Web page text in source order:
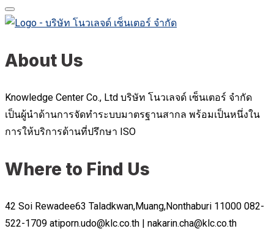
About Us
Knowledge Center Co., Ltd บริษัท โนวเลจด์ เซ็นเตอร์ จำกัด
เป็นผู้นำด้านการจัดทำระบบมาตรฐานสากล พร้อมเป็นหนึ่งใน
การให้บริการด้านที่ปรึกษา ISO
Where to Find Us
42 Soi Rewadee63 Taladkwan,Muang,Nonthaburi 11000 082-
522-1709 atiporn.udo@klc.co.th | nakarin.cha@klc.co.th